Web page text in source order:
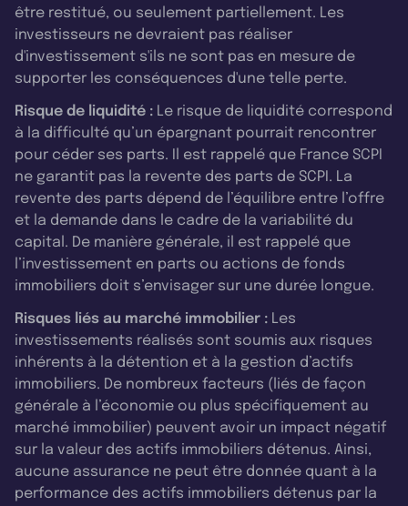
être restitué, ou seulement partiellement. Les
investisseurs ne devraient pas réaliser
d'investissement s'ils ne sont pas en mesure de
supporter les conséquences d'une telle perte.
Risque de liquidité : Le risque de liquidité correspond
à la difficulté qu’un épargnant pourrait rencontrer
pour céder ses parts. Il est rappelé que France SCPI
ne garantit pas la revente des parts de SCPI. La
revente des parts dépend de l’équilibre entre l’offre
et la demande dans le cadre de la variabilité du
capital. De manière générale, il est rappelé que
l’investissement en parts ou actions de fonds
immobiliers doit s’envisager sur une durée longue.
Risques liés au marché immobilier : Les
investissements réalisés sont soumis aux risques
inhérents à la détention et à la gestion d’actifs
immobiliers. De nombreux facteurs (liés de façon
générale à l’économie ou plus spécifiquement au
marché immobilier) peuvent avoir un impact négatif
sur la valeur des actifs immobiliers détenus. Ainsi,
aucune assurance ne peut être donnée quant à la
performance des actifs immobiliers détenus par la